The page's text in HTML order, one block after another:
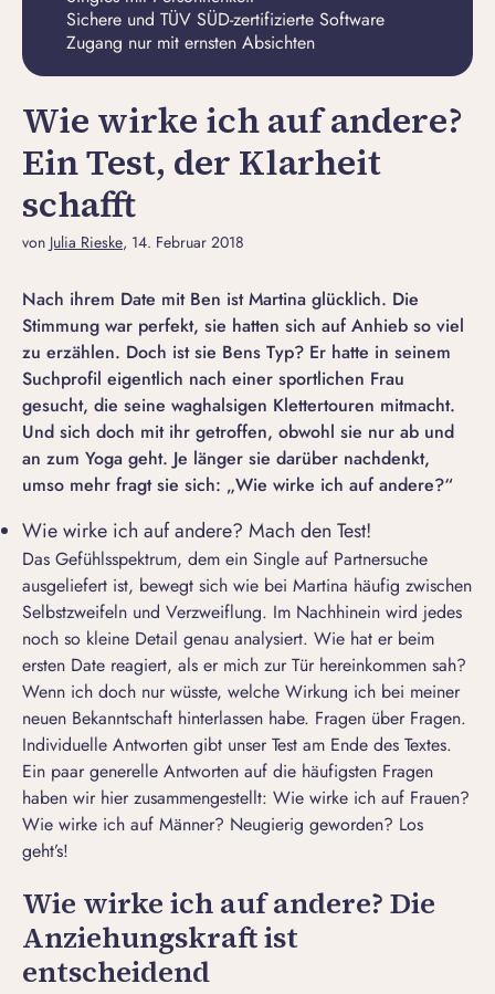
Sichere und TÜV SÜD-zertifizierte Software
Zugang nur mit ernsten Absichten
Wie wirke ich auf andere?
Ein Test, der Klarheit
schafft
von Julia Rieske, 14. Februar 2018
Nach ihrem Date mit Ben ist Martina glücklich. Die
Stimmung war perfekt, sie hatten sich auf Anhieb so viel
zu erzählen. Doch ist sie Bens Typ? Er hatte in seinem
Suchprofil eigentlich nach einer sportlichen Frau
gesucht, die seine waghalsigen Klettertouren mitmacht.
Und sich doch mit ihr getroffen, obwohl sie nur ab und
an zum Yoga geht. Je länger sie darüber nachdenkt,
umso mehr fragt sie sich: „Wie wirke ich auf andere?“
Wie wirke ich auf andere? Mach den Test!
Das Gefühlsspektrum, dem ein Single auf Partnersuche
ausgeliefert ist, bewegt sich wie bei Martina häufig zwischen
Selbstzweifeln und Verzweiflung. Im Nachhinein wird jedes
noch so kleine Detail genau analysiert. Wie hat er beim
ersten Date reagiert, als er mich zur Tür hereinkommen sah?
Wenn ich doch nur wüsste, welche Wirkung ich bei meiner
neuen Bekanntschaft hinterlassen habe. Fragen über Fragen.
Individuelle Antworten gibt unser Test am Ende des Textes.
Ein paar generelle Antworten auf die häufigsten Fragen
haben wir hier zusammengestellt: Wie wirke ich auf Frauen?
Wie wirke ich auf Männer? Neugierig geworden? Los
geht’s!
Wie wirke ich auf andere? Die
Anziehungskraft ist
entscheidend